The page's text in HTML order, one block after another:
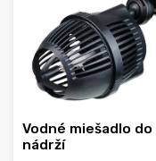
Abecedne
Vodné miešadlo do
nádrží